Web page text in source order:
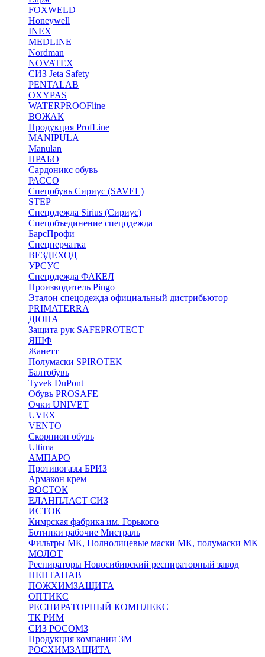
FOXWELD
Honeywell
INEX
MEDLINE
Nordman
NOVATEX
СИЗ Jeta Safety
PENTALAB
OXYPAS
WATERPROOFline
ВОЖАК
Продукция ProfLine
MANIPULA
Manulan
ПРАБО
Сардоникс обувь
РАССО
Спецобувь Сириус (SAVEL)
STEP
Спецодежда Sirius (Сириус)
Спецобъединение спецодежда
БарсПрофи
Спецперчатка
ВЕЗДЕХОД
УРСУС
Спецодежда ФАКЕЛ
Производитель Pingo
Эталон спецодежда официальный дистрибьютор
PRIMATERRA
ДЮНА
Защита рук SAFEPROTECT
ЯШФ
Жанетт
Полумаски SPIROTEK
Балтобувь
Tyvek DuPont
Обувь PROSAFE
Очки UNIVET
UVEX
VENTO
Скорпион обувь
Ultima
АМПАРО
Противогазы БРИЗ
Армакон крем
ВОСТОК
ЕЛАНПЛАСТ СИЗ
ИСТОК
Кимрская фабрика им. Горького
Ботинки рабочие Мистраль
Фильтры МК, Полнолицевые маски МК, полумаски МК
МОЛОТ
Респираторы Новосибирский респираторный завод
ПЕНТАПАВ
ПОЖХИМЗАЩИТА
ОПТИКС
РЕСПИРАТОРНЫЙ КОМПЛЕКС
ТК РИМ
СИЗ РОСОМЗ
Продукция компании 3M
РОСХИМЗАЩИТА